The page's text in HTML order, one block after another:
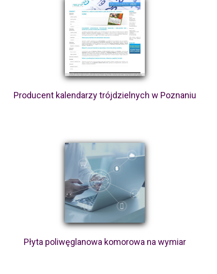
Producent kalendarzy trójdzielnych w Poznaniu
Płyta poliwęglanowa komorowa na wymiar